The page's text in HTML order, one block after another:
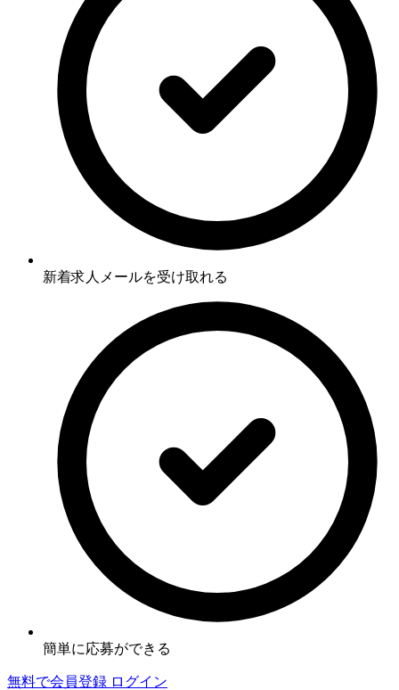
新着求人メールを受け取れる
簡単に応募ができる
無料で会員登録 ログイン